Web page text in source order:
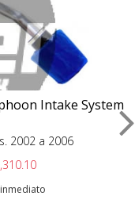
Intake System
2002 a 2006